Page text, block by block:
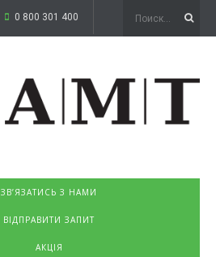
0 800 301 400
ЗВ’ЯЗАТИСЬ З НАМИ
ВІДПРАВИТИ ЗАПИТ
АКЦІЯ